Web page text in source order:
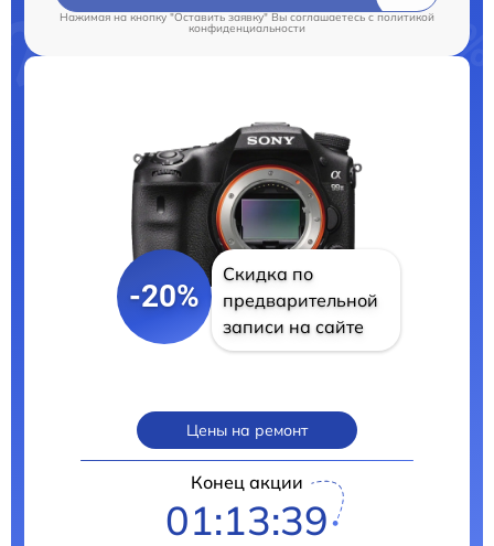
Нажимая на кнопку "Оставить заявку" Вы соглашаетесь cполитикой
конфиденциальности
-20%
Скидка по
предварительной
записи на сайте
Цены на ремонт
Конец акции
01:13:39